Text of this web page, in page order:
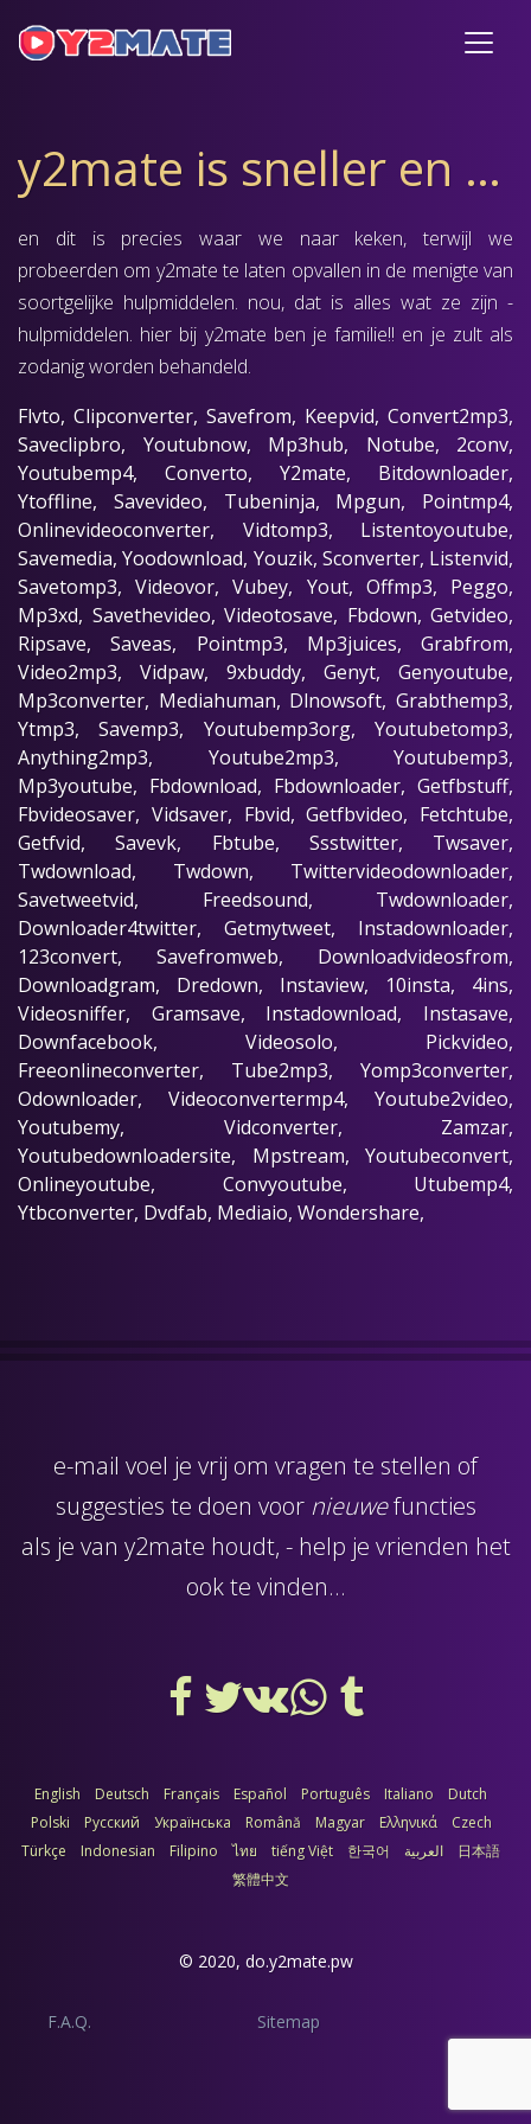
y2mate is sneller en beter dan deze sites
en dit is precies waar we naar keken, terwijl we
probeerden om y2mate te laten opvallen in de menigte van
soortgelijke hulpmiddelen. nou, dat is alles wat ze zijn -
hulpmiddelen. hier bij y2mate ben je familie!! en je zult als
zodanig worden behandeld.
Flvto, Clipconverter, Savefrom, Keepvid, Convert2mp3,
Saveclipbro, Youtubnow, Mp3hub, Notube, 2conv,
Youtubemp4, Converto, Y2mate, Bitdownloader,
Ytoffline, Savevideo, Tubeninja, Mpgun, Pointmp4,
Onlinevideoconverter, Vidtomp3, Listentoyoutube,
Savemedia, Yoodownload, Youzik, Sconverter, Listenvid,
Savetomp3, Videovor, Vubey, Yout, Offmp3, Peggo,
Mp3xd, Savethevideo, Videotosave, Fbdown, Getvideo,
Ripsave, Saveas, Pointmp3, Mp3juices, Grabfrom,
Video2mp3, Vidpaw, 9xbuddy, Genyt, Genyoutube,
Mp3converter, Mediahuman, Dlnowsoft, Grabthemp3,
Ytmp3, Savemp3, Youtubemp3org, Youtubetomp3,
Anything2mp3, Youtube2mp3, Youtubemp3,
Mp3youtube, Fbdownload, Fbdownloader, Getfbstuff,
Fbvideosaver, Vidsaver, Fbvid, Getfbvideo, Fetchtube,
Getfvid, Savevk, Fbtube, Ssstwitter, Twsaver,
Twdownload, Twdown, Twittervideodownloader,
Savetweetvid, Freedsound, Twdownloader,
Downloader4twitter, Getmytweet, Instadownloader,
123convert, Savefromweb, Downloadvideosfrom,
Downloadgram, Dredown, Instaview, 10insta, 4ins,
Videosniffer, Gramsave, Instadownload, Instasave,
Downfacebook, Videosolo, Pickvideo,
Freeonlineconverter, Tube2mp3, Yomp3converter,
Odownloader, Videoconvertermp4, Youtube2video,
Youtubemy, Vidconverter, Zamzar,
Youtubedownloadersite, Mpstream, Youtubeconvert,
Onlineyoutube, Convyoutube, Utubemp4,
Ytbconverter, Dvdfab, Mediaio, Wondershare,
e-mail voel je vrij om vragen te stellen of
suggesties te doen voor nieuwefuncties
als je van y2mate houdt, - help je vrienden het
ook te vinden...
English Deutsch Français Español Português Italiano
Dutch
Polski
Русский Українська Română Magyar Ελληνικά
Czech
Türkçe
Indonesian Filipino ไทย tiếng Việt 한국어 العربية
日本語
繁體中文
© 2020, do.y2mate.pw
F.A.Q. Sitemap